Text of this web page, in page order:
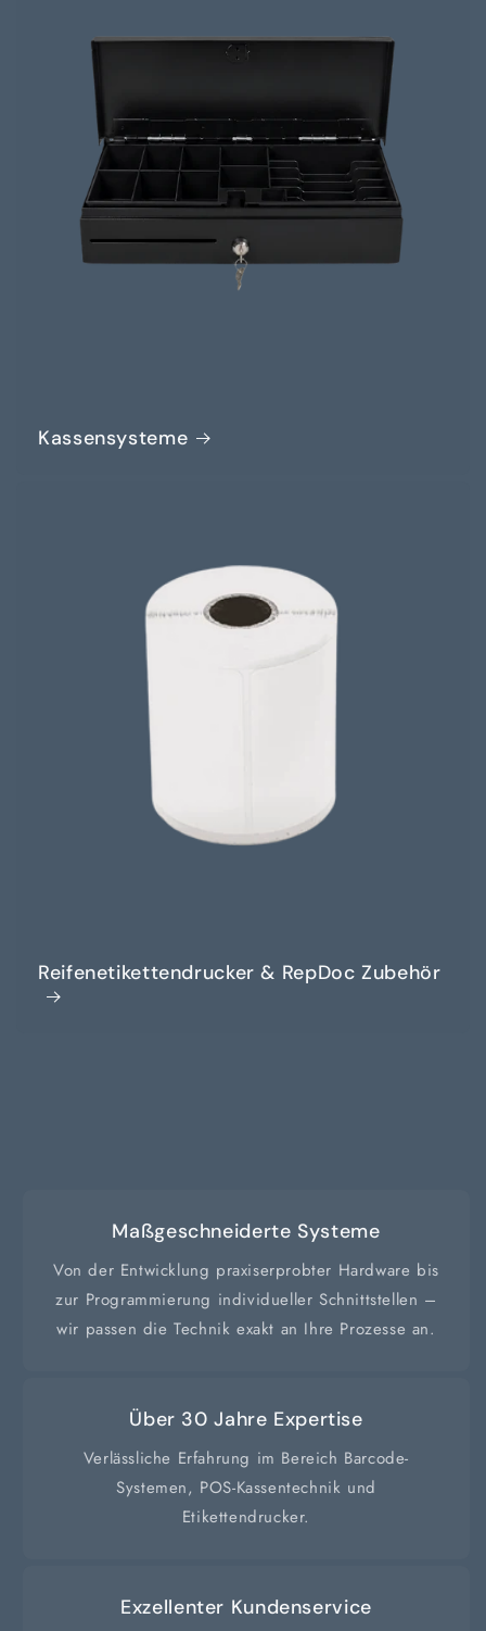
Kassensysteme
Reifenetikettendrucker & RepDoc Zubehör
Maßgeschneiderte Systeme
Von der Entwicklung praxiserprobter Hardware bis
zur Programmierung individueller Schnittstellen –
wir passen die Technik exakt an Ihre Prozesse an.
Über 30 Jahre Expertise
Verlässliche Erfahrung im Bereich Barcode-
Systemen, POS-Kassentechnik und
Etikettendrucker.
Exzellenter Kundenservice